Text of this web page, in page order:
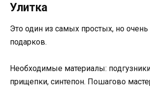
Улитка
Это один из самых простых, но
подарков.
Необходимые материалы:
прищепки, синтепон. Пошагово